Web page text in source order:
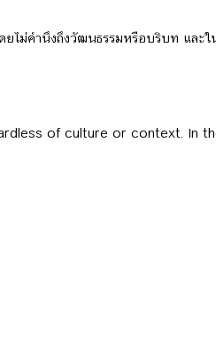
ไม่คำนึงถึงวัฒนธรรมหรือบริบท แล
of culture or context. In